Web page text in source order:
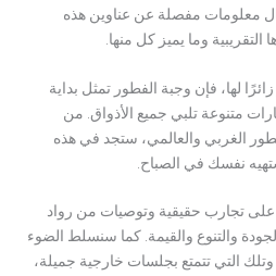
معلومات مفصلة عن عناوين هذه
وما يميز كل منها.
لها، فإن وجبة الفطور تمثل بداية
متنوعة تلبي جميع الأذواق. من
الغربي والعالمي، ستجد في هذه
نفسك في الصباح.
على تجارب حقيقية وتوصيات من رواد
والتنوع والقيمة. كما سنسلط الضوء
التي تتمتع بجلسات خارجية جميلة،